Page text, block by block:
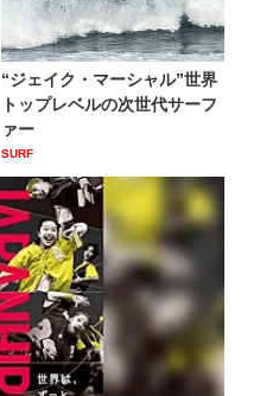
“ジェイク・マーシャル”世界
トップレベルの次世代サーフ
ァー
SURF